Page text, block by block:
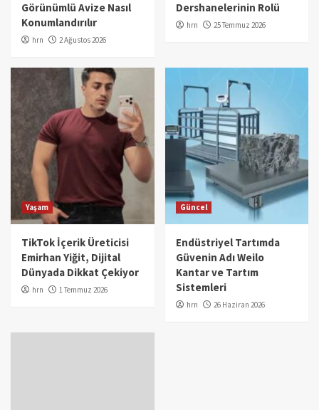
Görünümlü Avize Nasıl
Konumlandırılır
hrn 2 Ağustos 2026
Dershanelerinin Rolü
hrn 25 Temmuz 2026
Yaşam
TikTok İçerik Üreticisi
Emirhan Yiğit, Dijital
Dünyada Dikkat Çekiyor
hrn 1 Temmuz 2026
Güncel
Endüstriyel Tartımda
Güvenin Adı Weilo
Kantar ve Tartım
Sistemleri
hrn 26 Haziran 2026